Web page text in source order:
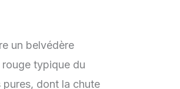
un belvédère
typique du
dont la chute